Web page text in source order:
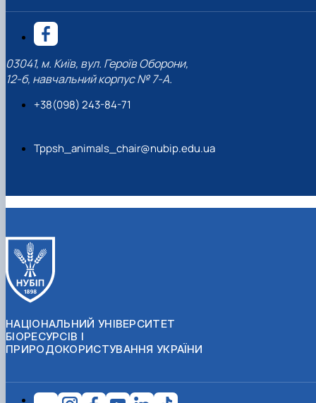
03041, м. Київ, вул. Героїв Оборони,
12-б, навчальний корпус № 7-А.
+38(098) 243-84-71
Tppsh_animals_chair@nubip.edu.ua
НАЦІОНАЛЬНИЙ УНІВЕРСИТЕТ
БІОРЕСУРСІВ І
ПРИРОДОКОРИСТУВАННЯ УКРАЇНИ